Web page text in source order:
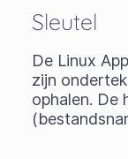
Sleutel
De Linux
zijn
ophalen. De